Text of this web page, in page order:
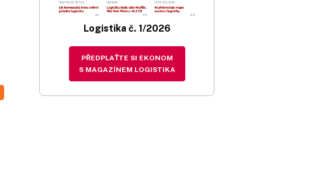
Logistika č. 1/2026
PŘEDPLAŤTE SI EKONOM
S MAGAZÍNEM LOGISTIKA